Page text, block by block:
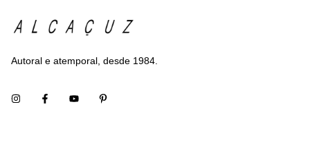
Autoral e atemporal, desde 1984.